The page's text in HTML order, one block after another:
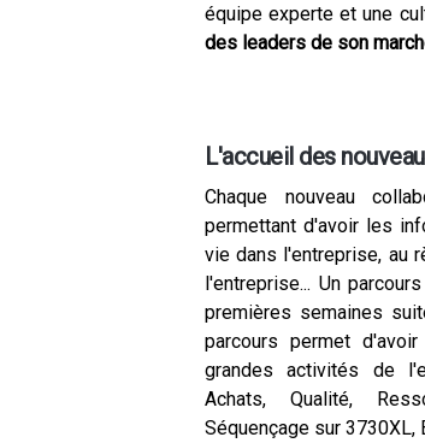
équipe experte et une
des leaders de son
L'accueil des
Chaque nouveau
permettant d'avoir les
vie dans l'entreprise, au
l'entreprise... Un
premières semaines
parcours permet
grandes activités de
Achats, Qualité,
Séquençage sur 3730XL,